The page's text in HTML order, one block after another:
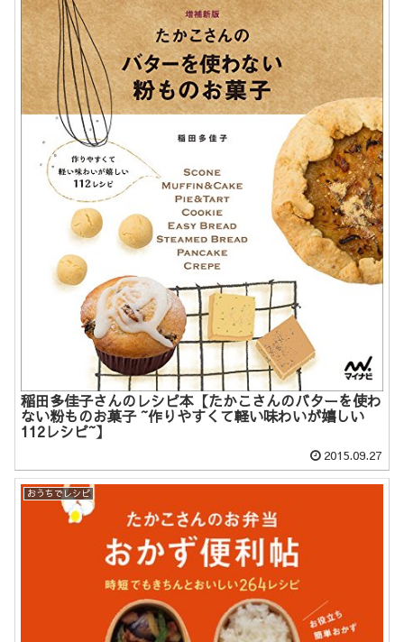
稲田多佳子さんのレシピ本【たかこさんのバターを使わ
ない粉ものお菓子 ~作りやすくて軽い味わいが嬉しい
112レシピ~】
2015.09.27
おうちでレシピ